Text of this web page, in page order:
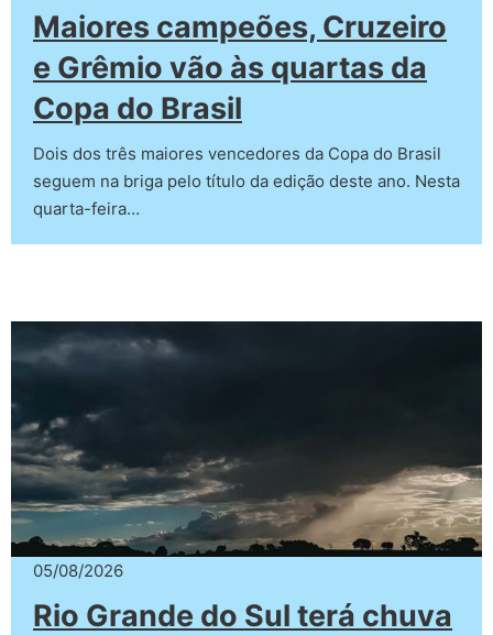
Maiores campeões, Cruzeiro
e Grêmio vão às quartas da
Copa do Brasil
Dois dos três maiores vencedores da Copa do Brasil
seguem na briga pelo título da edição deste ano. Nesta
quarta-feira…
05/08/2026
Rio Grande do Sul terá chuva